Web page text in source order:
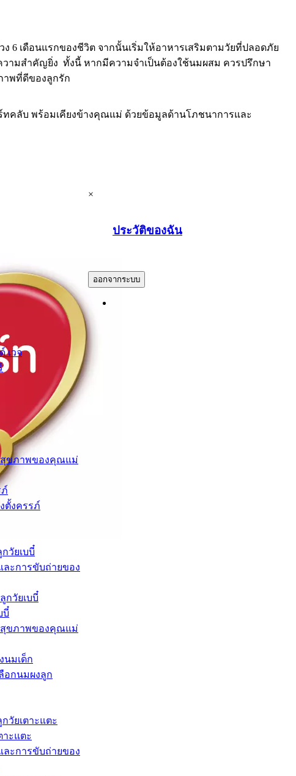
6 เดือนแรกของชีวิต จากนั้นเริ่มให้อาหารเสริมตามวัยที่ปลอดภัย
ามสำคัญยิ่ง ทั้งนี้ หากมีความจำเป็นต้องใช้นมผสม ควรปรึกษา
าพที่ดีของลูกรัก
คลับ พร้อมเคียงข้างคุณแม่ ด้วยข้อมูลด้านโภชนาการและ
เวจ
ขภาพของคุณแม่
ภ์
ตั้งครรภ์
วัยเบบี๋
ละการขับถ่ายของ
กวัยเบบี๋
บี๋
ขภาพของคุณแม่
นมเด็ก
อกนมผงลูก​
วัยเตาะแตะ
าะแตะ
ละการขับถ่ายของ
×
ประวัติของฉัน
ออกจากระบบ